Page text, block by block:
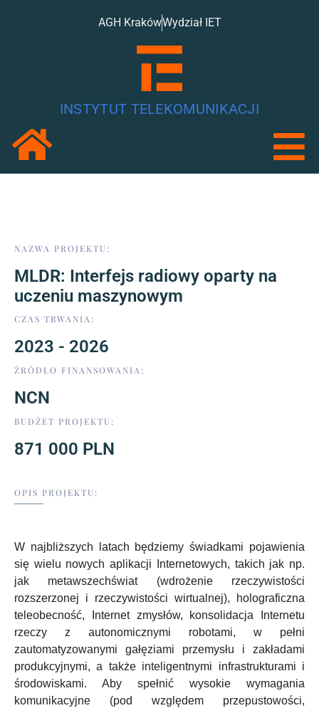
AGH KrakówWydział IET
INSTYTUT TELEKOMUNIKACJI
NAZWA PROJEKTU:
MLDR: Interfejs radiowy oparty na
uczeniu maszynowym
CZAS TRWANIA:
2023 - 2026
ŹRÓDŁO FINANSOWANIA:
NCN
BUDŻET PROJEKTU:
871 000 PLN
OPIS PROJEKTU:
W najbliższych latach będziemy świadkami pojawienia
się wielu nowych aplikacji Internetowych, takich jak np.
jak metawszechświat (wdrożenie rzeczywistości
rozszerzonej i rzeczywistości wirtualnej), holograficzna
teleobecność, Internet zmysłów, konsolidacja Internetu
rzeczy z autonomicznymi robotami, w pełni
zautomatyzowanymi gałęziami przemysłu i zakładami
produkcyjnymi, a także inteligentnymi infrastrukturami i
środowiskami. Aby spełnić wysokie wymagania
komunikacyjne (pod względem przepustowości,